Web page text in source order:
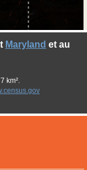
Maryland et au
km².